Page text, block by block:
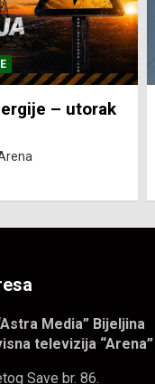
– utorak
Media” Bijeljina
televizija “Arena”
Save br. 86.